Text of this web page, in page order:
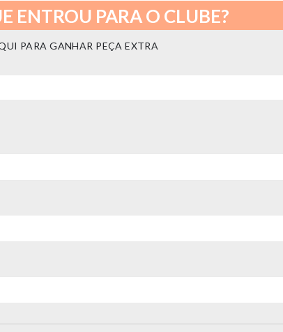
ENTROU PARA O CLUBE?
PARA GANHAR PEÇA EXTRA